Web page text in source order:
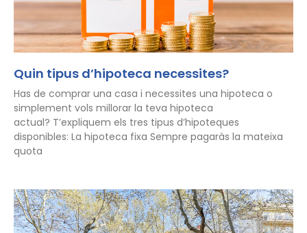
Quin tipus d’hipoteca necessites?
Has de comprar una casa i necessites una hipoteca o
simplement vols millorar la teva hipoteca
actual? T’expliquem els tres tipus d’hipoteques
disponibles: La hipoteca fixa Sempre pagaràs la mateixa
quota